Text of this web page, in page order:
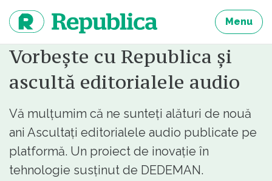
continut
Menu
Vorbește cu Republica și
ascultă editorialele audio
Vă mulțumim că ne sunteți alături de nouă
ani Ascultați editorialele audio publicate pe
platformă. Un proiect de inovație în
tehnologie susținut de DEDEMAN.